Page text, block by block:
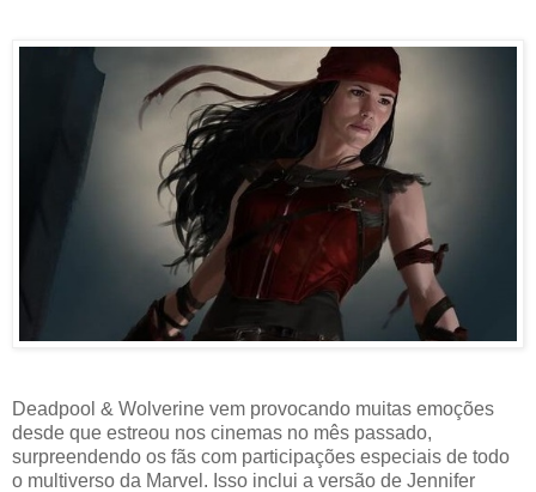
Deadpool & Wolverine vem provocando muitas emoções
desde que estreou nos cinemas no mês passado,
surpreendendo os fãs com participações especiais de todo
o multiverso da Marvel. Isso inclui a versão de Jennifer